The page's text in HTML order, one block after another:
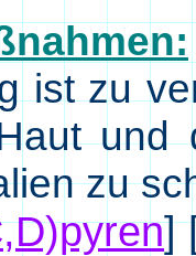
ist zu
und
zu
]